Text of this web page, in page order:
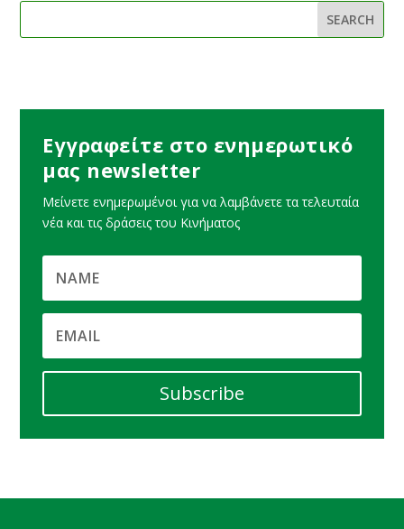
Εγγραφείτε στο ενημερωτικό
μας newsletter
Μείνετε ενημερωμένοι για να λαμβάνετε τα τελευταία
νέα και τις δράσεις του Κινήματος
Subscribe